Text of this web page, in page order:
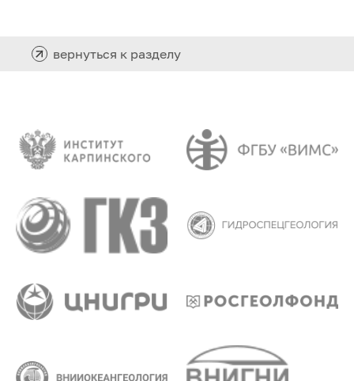
вернуться к разделу